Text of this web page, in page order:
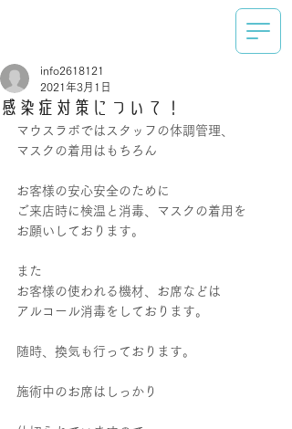
感染症対策について！
info2618121
2021年3月1日
マウスラボではスタッフの体調管理、
マスクの着用はもちろん
お客様の安心安全のために
ご来店時に検温と消毒、マスクの着用を
お願いしております。
また
お客様の使われる機材、お席などは
アルコール消毒をしております。
随時、換気も行っております。
施術中のお席はしっかり